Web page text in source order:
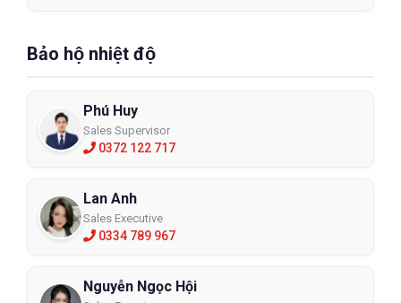
Bảo hộ nhiệt độ
Phú Huy
Sales Supervisor
0372 122 717
Lan Anh
Sales Executive
0334 789 967
Nguyễn Ngọc Hội